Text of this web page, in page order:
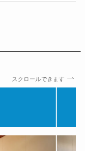
スクロールできます